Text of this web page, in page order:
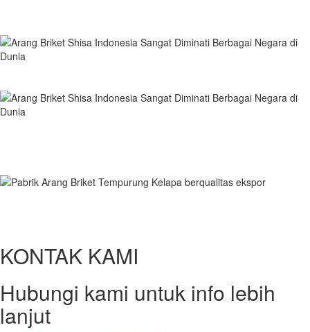
KONTAK KAMI
Hubungi kami untuk info lebih
lanjut